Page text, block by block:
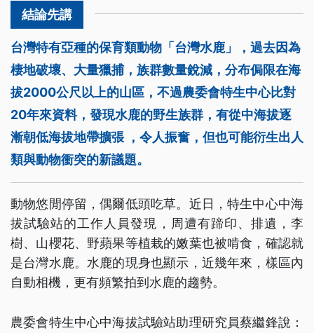
台灣特有亞種的保育類動物「台灣水鹿」，過去因為
棲地破壞、大量獵捕，族群數量銳減，分布侷限在海
拔2000公尺以上的山區，不過農委會特生中心比對
20年來資料，發現水鹿的野生族群，有從中海拔逐
漸朝低海拔地帶擴張 ，令人振奮，但也可能衍生出人
類與動物衝突的新議題。
動物悠閒停留，偶爾低頭吃草。近日，特生中心中海
拔試驗站的工作人員發現，周遭有蹄印、排遺，李
樹、山櫻花、野蘋果等植栽的嫩葉也被啃食，確認就
是台灣水鹿。水鹿的現身也顯示，近幾年來，樣區內
自動相機，更有頻繁拍到水鹿的趨勢。
農委會特生中心中海拔試驗站助理研究員蔡繼鋒說：